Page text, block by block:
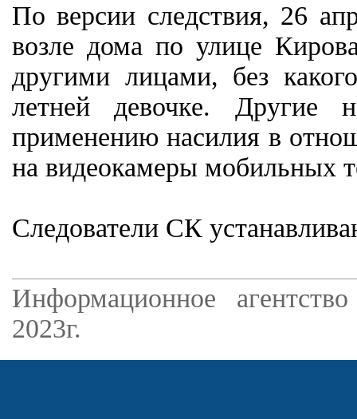
По версии следствия, 26
возле дома по улице
другими лицами, без
летней девочке. Другие
применению насилия в
на видеокамеры мобильных
Следователи СК
Информационное
2023г.